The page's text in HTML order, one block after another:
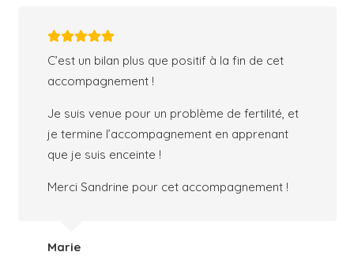
C’est un bilan plus que positif à la fin de cet
accompagnement !
Je suis venue pour un problème de fertilité, et
je termine l’accompagnement en apprenant
que je suis enceinte !
Merci Sandrine pour cet accompagnement !
Marie